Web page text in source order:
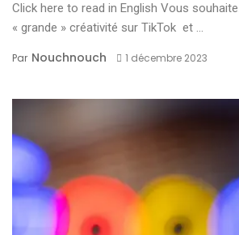
Click here to read in English Vous
« grande » créativité sur TikTok et ...
Par Nouchnouch 1 décembre 2023